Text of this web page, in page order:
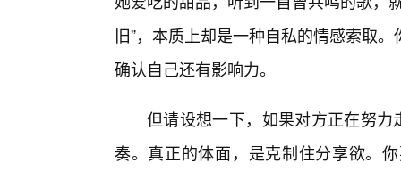
旧”，本质上却是一种自私的情感索取
确认自己还有影响力。
但请设想一下，如果对方正在努力
奏。真正的体面，是克制住分享欲。